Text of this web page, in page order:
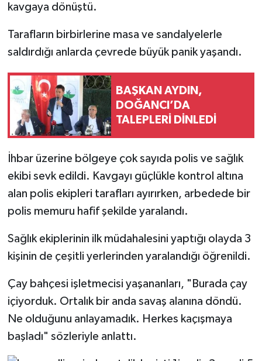
kavgaya dönüştü.
Tarafların birbirlerine masa ve sandalyelerle
saldırdığı anlarda çevrede büyük panik yaşandı.
BAŞKAN AYDIN,
DOĞANCI’DA
TALEPLERİ DİNLEDİ
İhbar üzerine bölgeye çok sayıda polis ve sağlık
ekibi sevk edildi. Kavgayı güçlükle kontrol altına
alan polis ekipleri tarafları ayırırken, arbedede bir
polis memuru hafif şekilde yaralandı.
Sağlık ekiplerinin ilk müdahalesini yaptığı olayda 3
kişinin de çeşitli yerlerinden yaralandığı öğrenildi.
Çay bahçesi işletmecisi yaşananları, "Burada çay
içiyorduk. Ortalık bir anda savaş alanına döndü.
Ne olduğunu anlayamadık. Herkes kaçışmaya
başladı" sözleriyle anlattı.